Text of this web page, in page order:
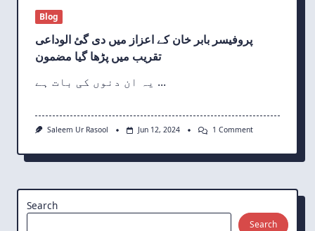
Blog
پروفیسر بابر خان کے اعزاز میں دی گئ الوداعی
تقریب میں پڑھا گیا مضمون
یہ ان دنوں کی بات ہے ...
Saleem Ur Rasool Jun 12, 2024 1 Comment
Search
Search